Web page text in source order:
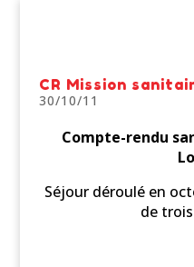
CR Mission
30/10/11
Compte-rendu
Séjour déroulé en
de